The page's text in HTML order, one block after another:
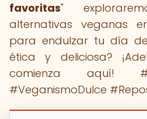
favoritas"
alternativas veganas
para endulzar tu día
ética y deliciosa?
comienza aquí!
#VeganismoDulce